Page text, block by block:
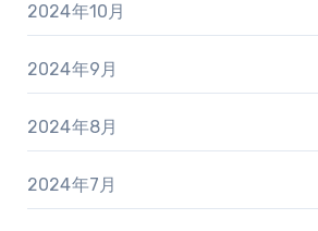
2024年10月
2024年9月
2024年8月
2024年7月